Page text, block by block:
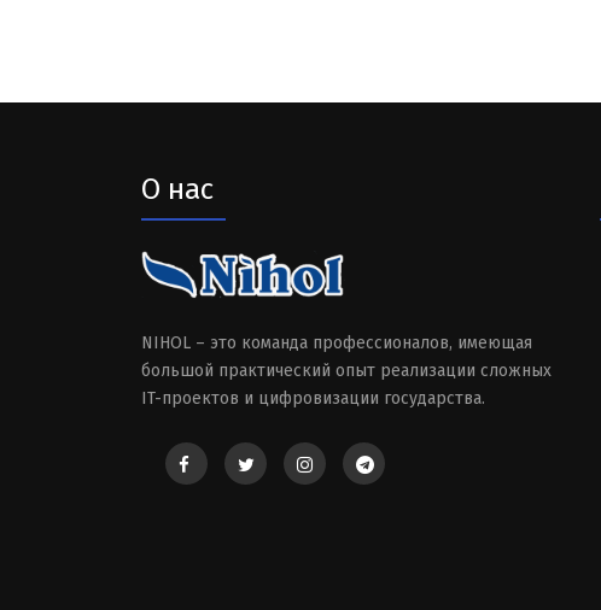
О нас
NIHOL – это команда профессионалов, имеющая
большой практический опыт реализации сложных
IT-проектов и цифровизации государства.